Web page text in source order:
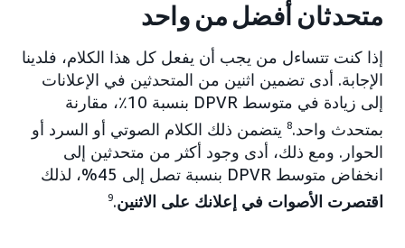
متحدثان أفضل من واحد
إذا كنت تتساءل من يجب أن يفعل كل هذا الكلام، فلدينا
الإجابة. أدى تضمين اثنين من المتحدثين في الإعلانات
إلى زيادة في متوسط DPVR بنسبة 10٪، مقارنة
بمتحدث واحد.8 يتضمن ذلك الكلام الصوتي أو السرد أو
الحوار. ومع ذلك، أدى وجود أكثر من متحدثين إلى
انخفاض متوسط DPVR بنسبة تصل إلى 45%، لذلك
اقتصرت الأصوات في إعلانك على الاثنين.
9